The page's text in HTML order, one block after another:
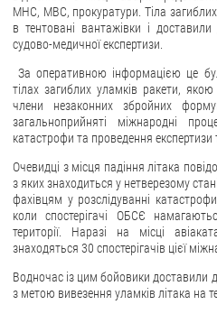
Фотогалерея
Відеогалерея
ЗВЕРНЕННЯ ГРОМАДЯН
Звернення громадян
ДОСТУП ДО ПУБЛІЧНОЇ ІНФОРМАЦІЇ
Організація доступу до публічної інформації
Запит на отримання публічної інформації
Облік публічної інформації
Питання запобігання корупції
МНС, МВС, прокуратури. Тіла
в тентовані вантажівки і
судово-медичної експертизи.
За оперативною інформацією це
тілах загиблих уламків ракети,
члени незаконних збройних
загальноприйняті міжнародні
катастрофи та проведення експертизи
Очевидці з місця падіння літака
з яких знаходиться у нетверезому
фахівцям у розслідуванні
коли спостерігачі ОБСЄ
території. Наразі на місці
знаходяться 30 спостерігачів цієї
Водночас із цим бойовики доставили
з метою вивезення уламків літака на